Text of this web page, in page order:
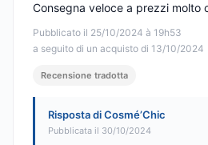
Pubblicato il 25/10/2024 à 19h53
a seguito di un acquisto di 13/10/2024
Consegna veloce a prezzi molto
Recensione tradotta
Risposta di Cosmé’Chic
Pubblicata il 30/10/2024